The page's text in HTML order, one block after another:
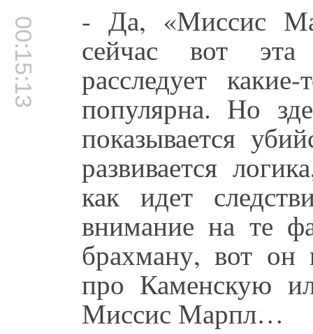
00:15:13 - Да, «Миссис
сейчас вот эта
расследует
популярна. Но
показывается
развивается
как идет
внимание на те
брахману, вот он
про Каменскую
Миссис Марпл…